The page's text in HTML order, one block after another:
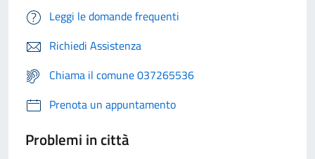
Leggi le domande frequenti
Richiedi Assistenza
Chiama il comune 037265536
Prenota un appuntamento
Problemi in città